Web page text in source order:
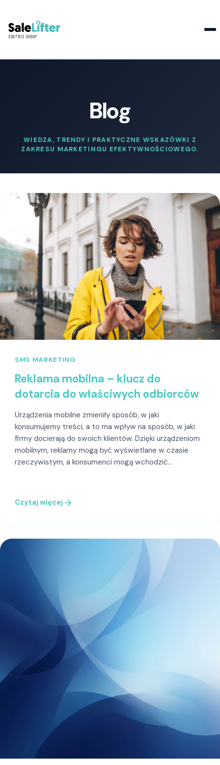
Blog
WIEDZA, TRENDY I PRAKTYCZNE WSKAZÓWKI Z
ZAKRESU MARKETINGU EFEKTYWNOŚCIOWEGO.
SMS MARKETING
Reklama mobilna – klucz do
dotarcia do właściwych odbiorców
Urządzenia mobilne zmieniły sposób, w jaki
konsumujemy treści, a to ma wpływ na sposób, w jaki
firmy docierają do swoich klientów. Dzięki urządzeniom
mobilnym, reklamy mogą być wyświetlane w czasie
rzeczywistym, a konsumenci mogą wchodzić…
Czytaj więcej